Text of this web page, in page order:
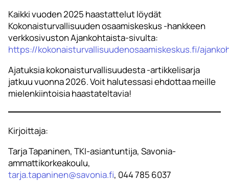
Kaikki vuoden 2025 haastattelut löydät
Kokonaisturvallisuuden osaamiskeskus -hankkeen
verkkosivuston Ajankohtaista-sivulta:
https://kokonaisturvallisuudenosaamiskeskus.fi/
Ajatuksia kokonaisturvallisuudesta -artikkelisarja
jatkuu vuonna 2026. Voit halutessasi ehdottaa meille
mielenkiintoisia haastateltavia!
Kirjoittaja:
Tarja Tapaninen, TKI-asiantuntija, Savonia-
ammattikorkeakoulu,
tarja.tapaninen@savonia.fi, 044 785 6037